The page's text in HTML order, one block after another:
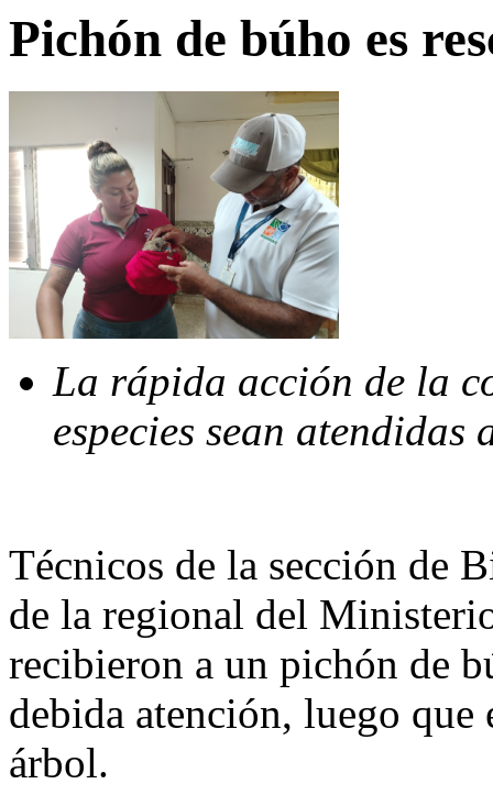
Pichón de búho es
La rápida acción de la
especies sean atendidas
Técnicos de la sección de
de la regional del
recibieron a un pichón de
debida atención, luego
árbol.